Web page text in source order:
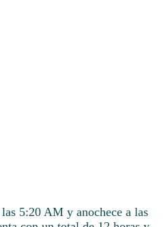
5:20 AM y anochece a las